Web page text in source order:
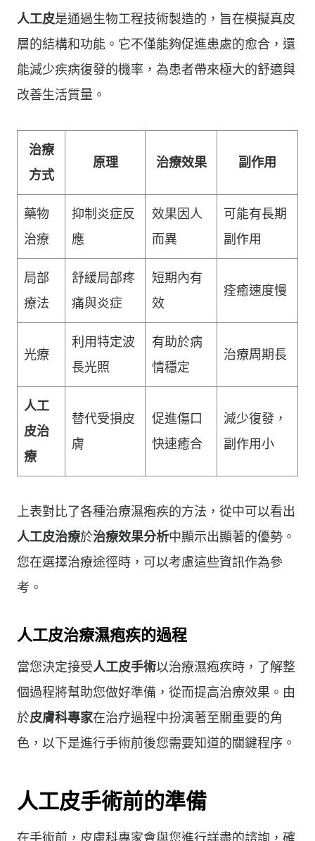
人工皮是通過生物工程技術製造的，旨在模擬真皮
層的結構和功能。它不僅能夠促進患處的愈合，還
能減少疾病復發的機率，為患者帶來極大的舒適與
改善生活質量。
治療
方式
原理 治療效果 副作用
藥物
治療
抑制炎症反
應
效果因人
而異
可能有長期
副作用
局部
療法
舒緩局部疼
痛與炎症
短期內有
效
痊癒速度慢
光療
利用特定波
長光照
有助於病
情穩定
治療周期長
人工
皮治
療
替代受損皮
膚
促進傷口
快速癒合
減少復發，
副作用小
上表對比了各種治療濕疱疾的方法，從中可以看出
人工皮治療於治療效果分析中顯示出顯著的優勢。
您在選擇治療途徑時，可以考慮這些資訊作為參
考。
人工皮治療濕疱疾的過程
當您決定接受人工皮手術以治療濕疱疾時，了解整
個過程將幫助您做好準備，從而提高治療效果。由
於皮膚科專家在治疗過程中扮演著至關重要的角
色，以下是進行手術前後您需要知道的關鍵程序。
人工皮手術前的準備
在手術前，皮膚科專家會與您進行詳盡的諮詢，確